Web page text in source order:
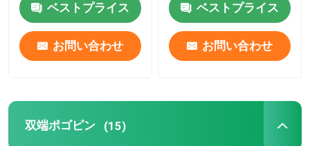
ベストプライス
お問い合わせ
ベストプライス
お問い合わせ
双端ポゴピン (15)